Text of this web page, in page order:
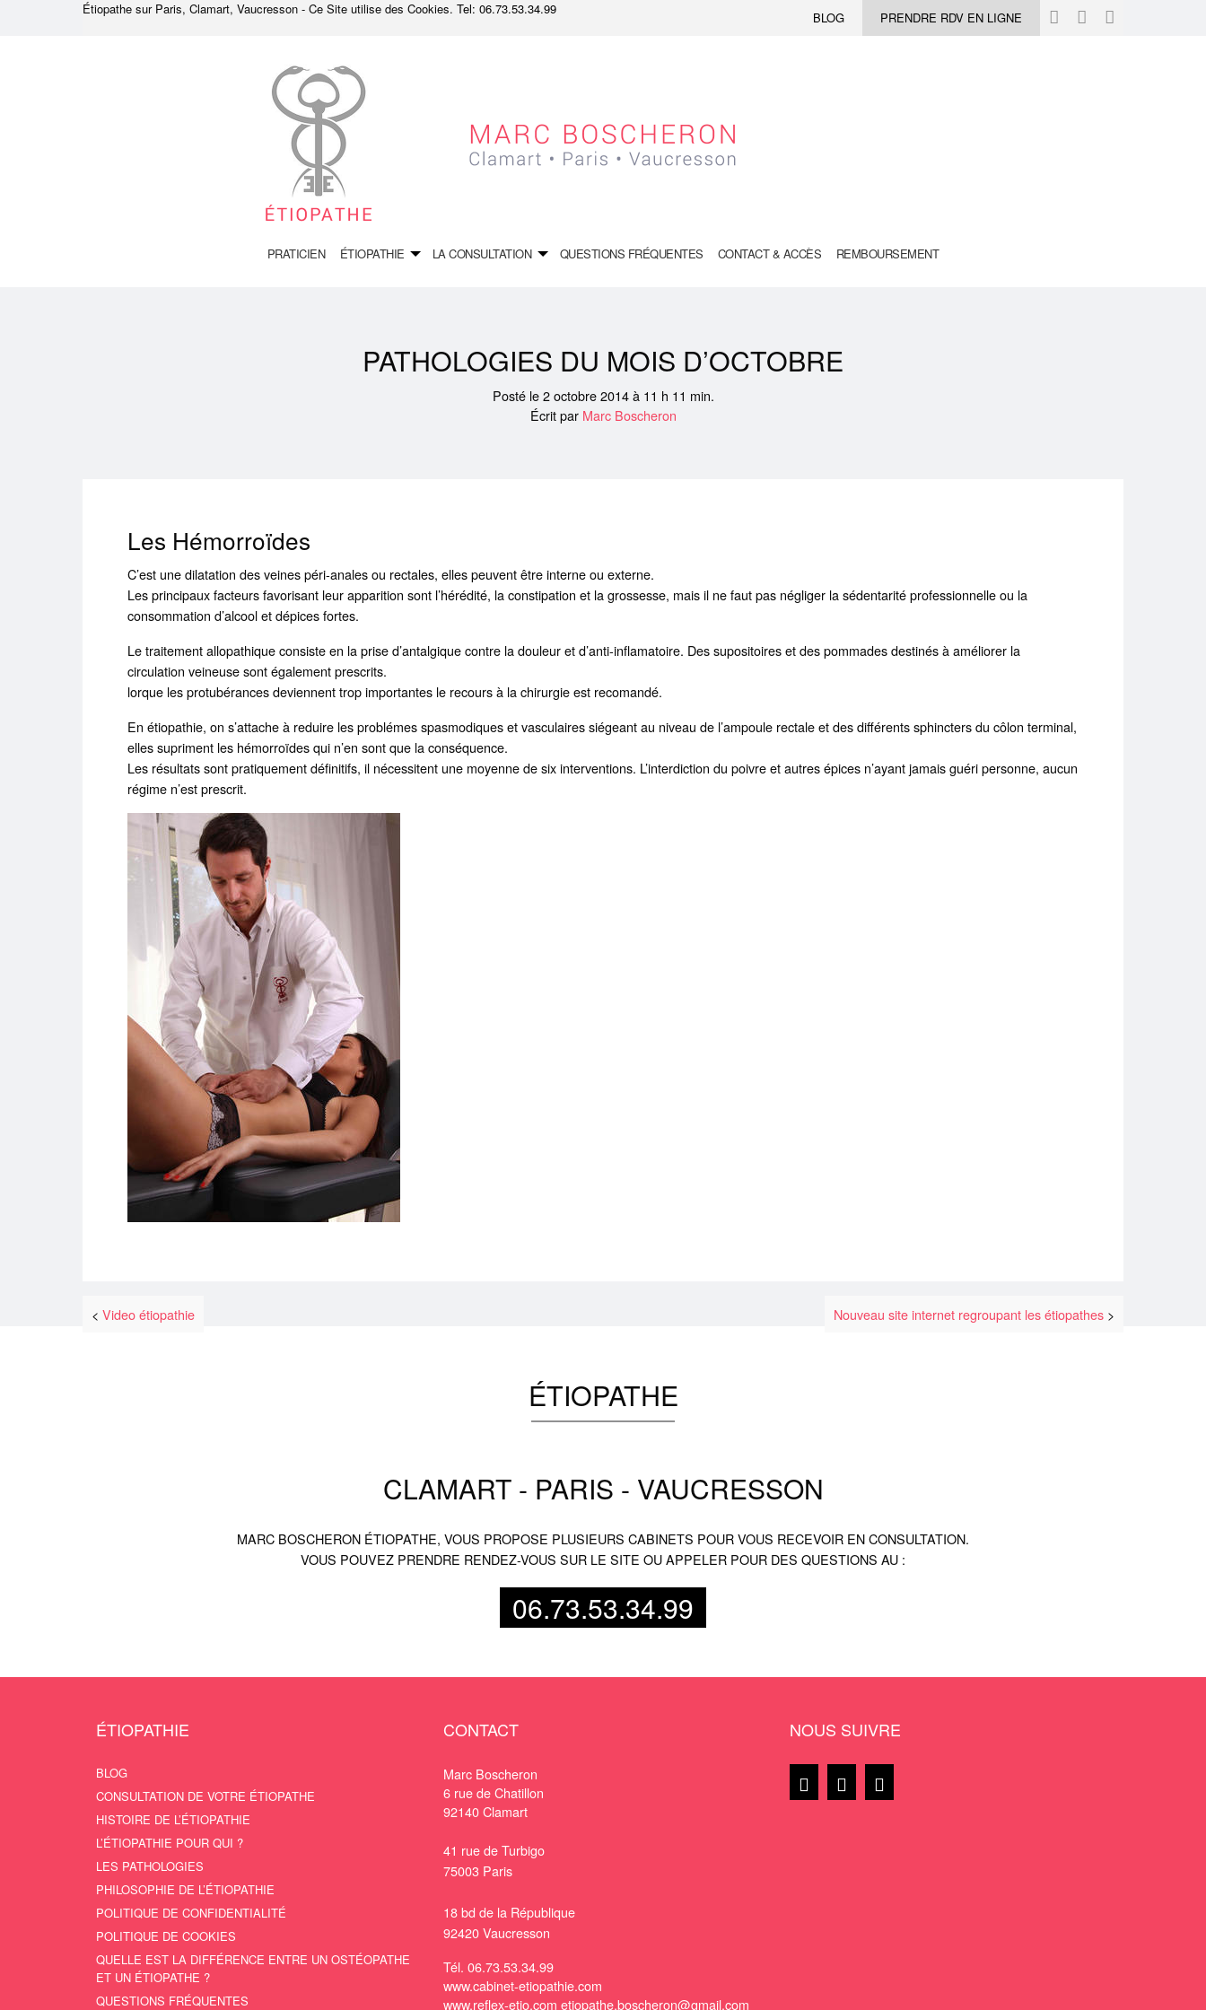
Étiopathe sur Paris, Clamart, Vaucresson - Ce Site utilise des Cookies. Tel: 06.73.53.34.99
BLOG PRENDRE RDV EN LIGNE
PRATICIEN ÉTIOPATHIE LA CONSULTATION QUESTIONS FRÉQUENTES CONTACT & ACCÈS REMBOURSEMENT
PATHOLOGIES DU MOIS D’OCTOBRE
Posté le 2 octobre 2014 à 11 h 11 min.
Écrit par Marc Boscheron
Les Hémorroïdes
C’est une dilatation des veines péri-anales ou rectales, elles peuvent être interne ou externe.
Les principaux facteurs favorisant leur apparition sont l’hérédité, la constipation et la grossesse, mais il ne faut pas négliger la sédentarité professionnelle ou la
consommation d’alcool et dépices fortes.
Le traitement allopathique consiste en la prise d’antalgique contre la douleur et d’anti-inflamatoire. Des supositoires et des pommades destinés à améliorer la
circulation veineuse sont également prescrits.
lorque les protubérances deviennent trop importantes le recours à la chirurgie est recomandé.
En étiopathie, on s’attache à reduire les problémes spasmodiques et vasculaires siégeant au niveau de l’ampoule rectale et des différents sphincters du côlon terminal,
elles supriment les hémorroïdes qui n’en sont que la conséquence.
Les résultats sont pratiquement définitifs, il nécessitent une moyenne de six interventions. L’interdiction du poivre et autres épices n’ayant jamais guéri personne, aucun
régime n’est prescrit.
Video étiopathie Nouveau site internet regroupant les étiopathes
ÉTIOPATHE
CLAMART - PARIS - VAUCRESSON
MARC BOSCHERON ÉTIOPATHE, VOUS PROPOSE PLUSIEURS CABINETS POUR VOUS RECEVOIR EN CONSULTATION.
VOUS POUVEZ PRENDRE RENDEZ-VOUS SUR LE SITE OU APPELER POUR DES QUESTIONS AU :
06.73.53.34.99
ÉTIOPATHIE
BLOG
CONSULTATION DE VOTRE ÉTIOPATHE
HISTOIRE DE L’ÉTIOPATHIE
L’ÉTIOPATHIE POUR QUI ?
LES PATHOLOGIES
PHILOSOPHIE DE L’ÉTIOPATHIE
POLITIQUE DE CONFIDENTIALITÉ
POLITIQUE DE COOKIES
QUELLE EST LA DIFFÉRENCE ENTRE UN OSTÉOPATHE
ET UN ÉTIOPATHE ?
QUESTIONS FRÉQUENTES
CONTACT
Marc Boscheron
6 rue de Chatillon
92140 Clamart
41 rue de Turbigo
75003 Paris
18 bd de la République
92420 Vaucresson
Tél. 06.73.53.34.99
www.cabinet-etiopathie.com
www.reflex-etio.com etiopathe.boscheron@gmail.com
NOUS SUIVRE